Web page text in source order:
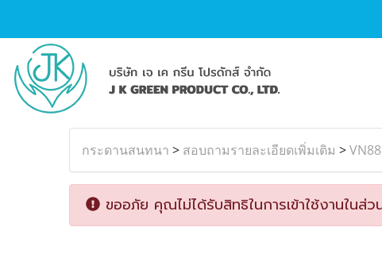
กระดานสนทนา > สอบถามรายละเอียดเพิ่มเติม >VN88
ขออภัย คุณไม่ได้รับสิทธิในการเข้าใช้งานในส่ว